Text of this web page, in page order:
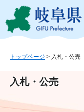
ジ
ュ
文
トップページ > 入札・公売
入札・公売